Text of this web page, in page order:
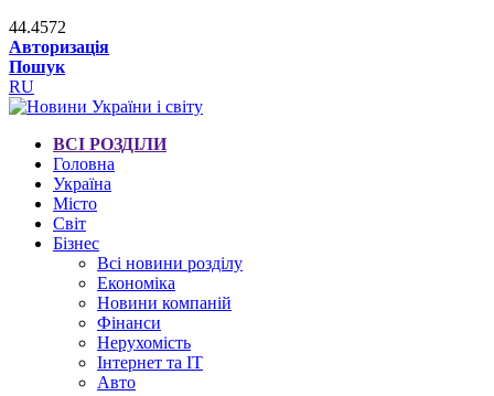
44.4572
Авторизація
Пошук
RU
ВСІ РОЗДІЛИ
Головна
Україна
Місто
Світ
Бізнес
Всі новини розділу
Економіка
Новини компаній
Фінанси
Нерухомість
Інтернет та IT
Авто